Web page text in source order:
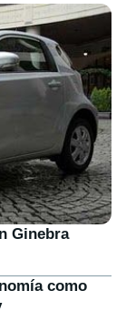
Ginebra
como